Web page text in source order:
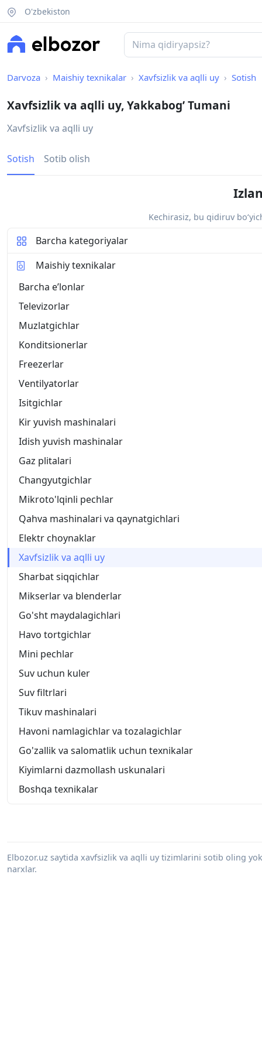
O'zbekiston
Darvoza Maishiy texnikalar Xavfsizlik va aqlli uy Sotish
Xavfsizlik va aqlli uy, Yakkabog’ Tumani
Xavfsizlik va aqlli uy
Sotish Sotib olish
Kechirasiz, bu qidiruv
Barcha kategoriyalar
Maishiy texnikalar
Barcha eʼlonlar
Televizorlar
Muzlatgichlar
Konditsionerlar
Freezerlar
Ventilyatorlar
Isitgichlar
Kir yuvish mashinalari
Idish yuvish mashinalar
Gaz plitalari
Changyutgichlar
Mikroto'lqinli pechlar
Qahva mashinalari va qaynatgichlari
Elektr choynaklar
Xavfsizlik va aqlli uy
Sharbat siqqichlar
Mikserlar va blenderlar
Go'sht maydalagichlari
Havo tortgichlar
Mini pechlar
Suv uchun kuler
Suv filtrlari
Tikuv mashinalari
Havoni namlagichlar va tozalagichlar
Go'zallik va salomatlik uchun texnikalar
Kiyimlarni dazmollash uskunalari
Boshqa texnikalar
Elbozor.uz saytida xavfsizlik va aqlli uy tizimlarini sotib oling
narxlar.